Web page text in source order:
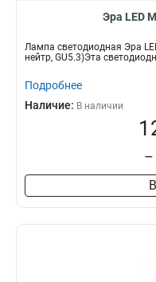
Эра LED
Лампа светодиодная Эра
нейтр, GU5.3)Эта
Подробнее
Наличие: В наличии
–